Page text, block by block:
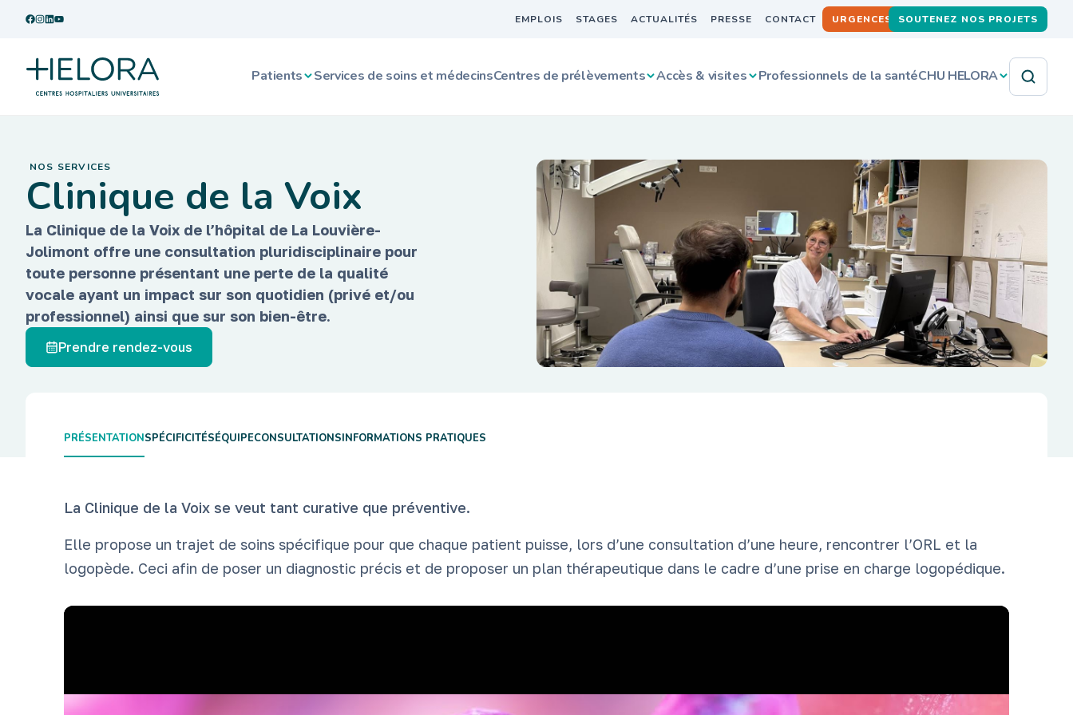
Patients Services de soins et médecinsCentres de prélèvements Accès & visites Professionnels de la santéCHU HELORA
EMPLOIS STAGES ACTUALITÉS PRESSE CONTACT URGENCES SOUTENEZ NOS PROJETS
NOS SERVICES
Clinique de la Voix
La Clinique de la Voix de l’hôpital de La Louvière-
Jolimont offre une consultation pluridisciplinaire pour
toute personne présentant une perte de la qualité
vocale ayant un impact sur son quotidien (privé et/ou
professionnel) ainsi que sur son bien-être.
Prendre rendez-vous
PRÉSENTATIONSPÉCIFICITÉSÉQUIPECONSULTATIONSINFORMATIONS PRATIQUES
La Clinique de la Voix se veut tant curative que préventive.
Elle propose un trajet de soins spécifique pour que chaque patient puisse, lors d’une consultation d’une heure, rencontrer l’ORL et la
logopède. Ceci afin de poser un diagnostic précis et de proposer un plan thérapeutique dans le cadre d’une prise en charge logopédique.